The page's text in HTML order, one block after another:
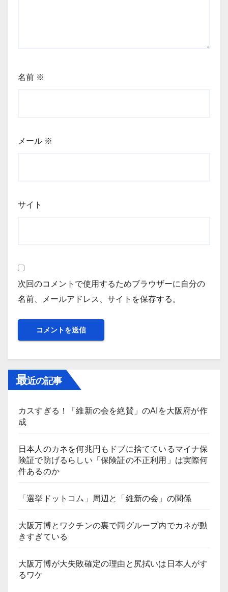
名前 ※
メール ※
サイト
次回のコメントで使用するためブラウザーに自分の
名前、メールアドレス、サイトを保存する。
最近の記事
カスすぎる！「維新の会を絶賛」のAIを大阪府が作
成
日本人のカネを何兆円もドブに捨てているマイナ保
険証で防げるらしい「保険証の不正利用」は実際何
件あるのか
「選挙ドットコム」周辺と「維新の会」の関係
大阪万博とワクチンの裏で同グループ内でカネが動
きすぎている
大阪万博が大失敗確定の理由と尻拭いは日本人がす
るワケ